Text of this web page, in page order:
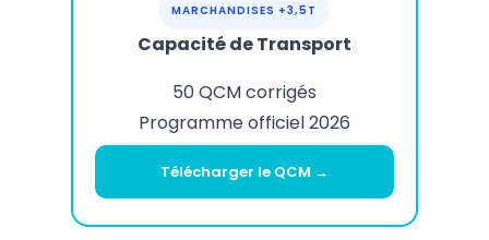
MARCHANDISES +3,5T
Capacité de Transport
50 QCM corrigés
Programme officiel 2026
Télécharger le QCM →